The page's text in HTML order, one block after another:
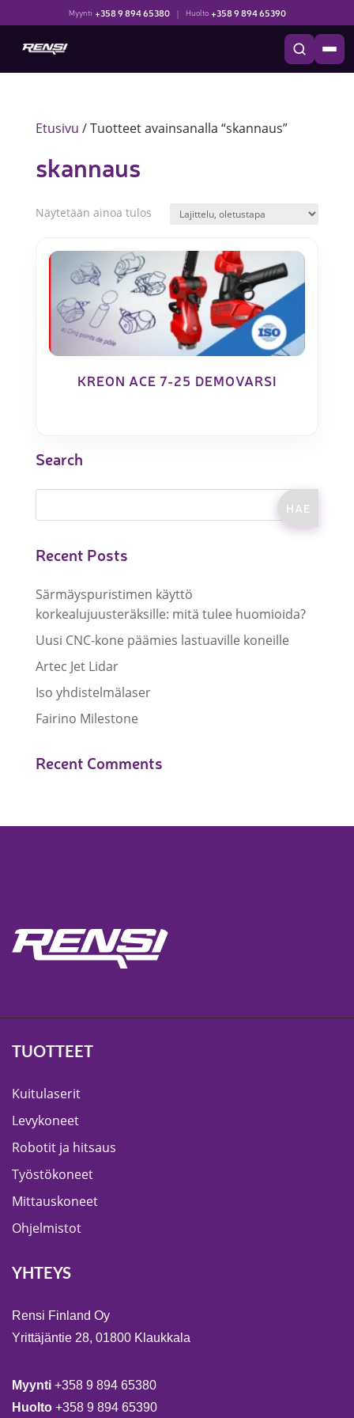
Myynti +358 9 894 65380 | Huolto +358 9 894 65390
Etusivu / Tuotteet avainsanalla “skannaus”
skannaus
Näytetään ainoa tulos
KREON ACE 7-25 DEMOVARSI
Search
Recent Posts
Särmäyspuristimen käyttö
korkealujuusteräksille: mitä tulee huomioida?
Uusi CNC-kone päämies lastuaville koneille
Artec Jet Lidar
Iso yhdistelmälaser
Fairino Milestone
Recent Comments
TUOTTEET
Kuitulaserit
Levykoneet
Robotit ja hitsaus
Työstökoneet
Mittauskoneet
Ohjelmistot
YHTEYS
Rensi Finland Oy
Yrittäjäntie 28, 01800 Klaukkala
Myynti +358 9 894 65380
Huolto +358 9 894 65390